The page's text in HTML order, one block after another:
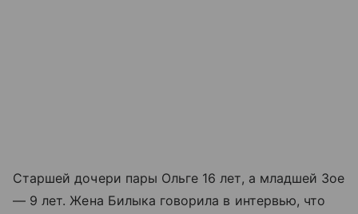
Старшей дочери пары Ольге 16 лет, а младшей Зое
— 9 лет. Жена Билыка говорила в интервью, что